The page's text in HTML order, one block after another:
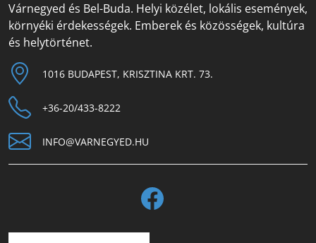
Várnegyed és Bel-Buda. Helyi közélet, lokális események,
környéki érdekességek. Emberek és közösségek, kultúra
és helytörténet.
1016 BUDAPEST, KRISZTINA KRT. 73.
+36-20/433-8222
INFO@VARNEGYED.HU